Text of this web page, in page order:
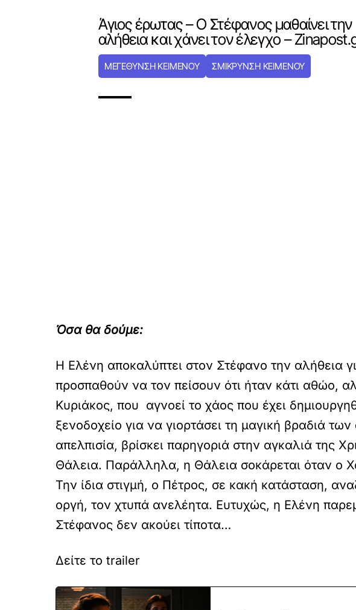
Άγιος έρωτας – Ο Στέφανος μαθαίνει την
αλήθεια και χάνει τον έλεγχο –
ΜΕΓΕΘΥΝΣΗ ΚΕΙΜΕΝΟΥ ΣΜΙΚΡΥΝΣΗ ΚΕΙΜΕΝΟΥ
Όσα θα δούμε:
Η Ελένη αποκαλύπτει στον Στέφανο την αλήθεια
προσπαθούν να τον πείσουν ότι ήταν κάτι αθώο,
Κυριάκος, που αγνοεί το χάος που έχει
ξενοδοχείο για να γιορτάσει τη μαγική βραδιά
απελπισία, βρίσκει παρηγοριά στην αγκαλιά της
Θάλεια. Παράλληλα, η Θάλεια σοκάρεται όταν ο
Την ίδια στιγμή, ο Πέτρος, σε κακή κατάσταση,
οργή, τον χτυπά ανελέητα. Ευτυχώς, η Ελένη
Στέφανος δεν ακούει τίποτα…
Δείτε το trailer